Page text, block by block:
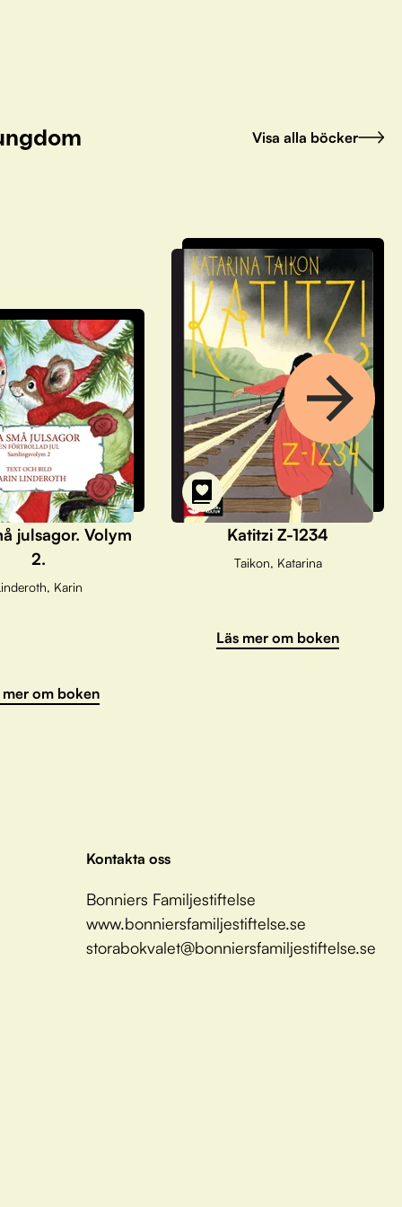
Visa alla böcker
julsagor. Volym
2.
Karin
mer om boken
Katitzi Z-1234
Taikon, Katarina
Läs mer om boken
Kontakta oss
Bonniers Familjestiftelse
www.bonniersfamiljestiftelse.se
storabokvalet@bonniersfamiljestiftelse.se